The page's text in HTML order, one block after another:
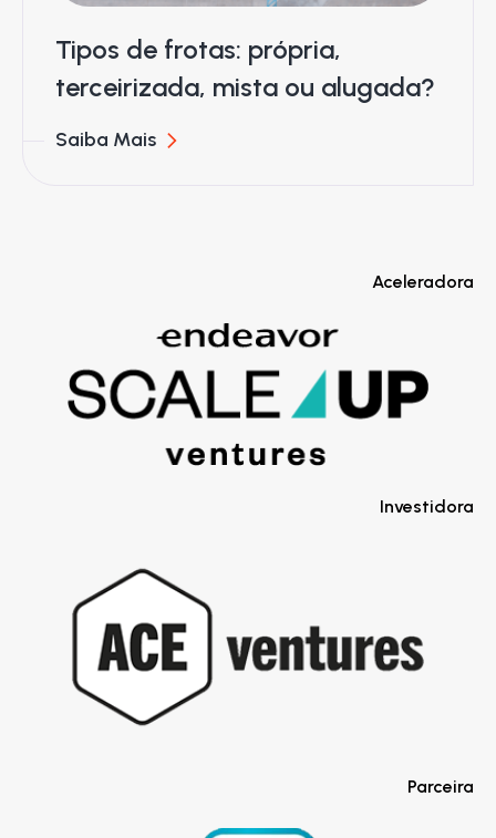
Tipos de frotas: própria,
terceirizada, mista ou alugada?
Saiba Mais
Aceleradora
Investidora
Parceira